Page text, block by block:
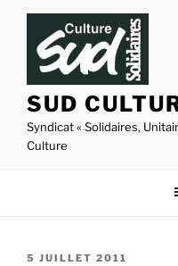
Aller
contenu
principal
SUD
Syndicat « Solidaires,
Culture
PUBLIÉ
5 JUILLET 2011